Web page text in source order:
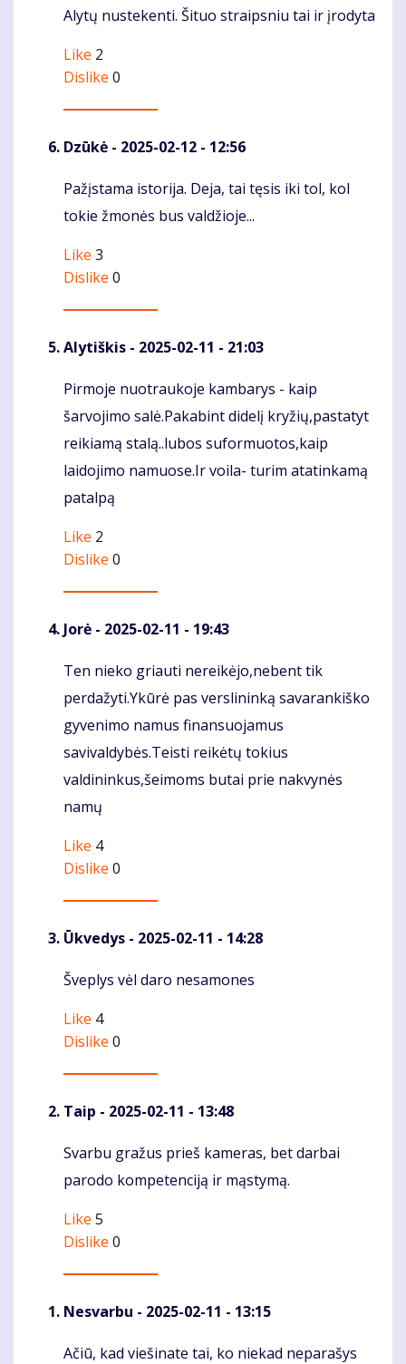
Alytų nustekenti. Šituo straipsniu tai ir įrodyta
Like 2
Dislike 0
Dzūkė - 2025-02-12 - 12:56
Komentaras
Pažįstama istorija. Deja, tai tęsis iki tol, kol
tokie žmonės bus valdžioje...
Like 3
Dislike 0
Alytiškis - 2025-02-11 - 21:03
Komentaras
Pirmoje nuotraukoje kambarys - kaip
šarvojimo salė.Pakabint didelį kryžių,pastatyt
reikiamą stalą..lubos suformuotos,kaip
laidojimo namuose.Ir voila- turim atatinkamą
patalpą
Like 2
Dislike 0
Jorė - 2025-02-11 - 19:43
Komentaras
Ten nieko griauti nereikėjo,nebent tik
perdažyti.Ykūrė pas verslininką savarankiško
gyvenimo namus finansuojamus
savivaldybės.Teisti reikėtų tokius
valdininkus,šeimoms butai prie nakvynės
namų
Like 4
Dislike 0
Ūkvedys - 2025-02-11 - 14:28
Komentaras
Šveplys vėl daro nesamones
Like 4
Dislike 0
Taip - 2025-02-11 - 13:48
Komentaras
Svarbu gražus prieš kameras, bet darbai
parodo kompetenciją ir mąstymą.
Like 5
Dislike 0
Nesvarbu - 2025-02-11 - 13:15
Komentaras
Ačiū, kad viešinate tai, ko niekad neparašys